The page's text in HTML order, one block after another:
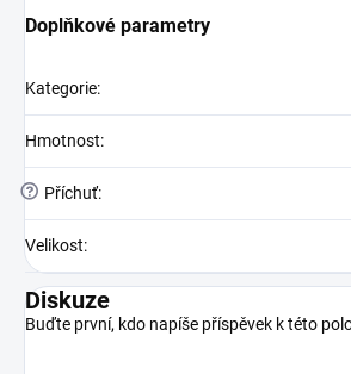
Doplňkové parametry
Kategorie:
Hmotnost:
? Příchuť:
Velikost:
Diskuze
Buďte první, kdo napíše příspěvek k této